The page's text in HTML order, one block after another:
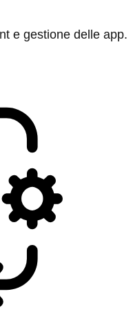
e gestione delle app.